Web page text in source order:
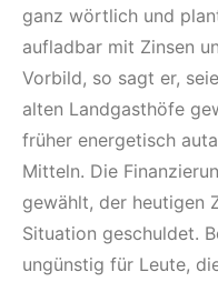
ganz wörtlich und
aufladbar mit Zinsen
Vorbild, so sagt er,
alten Landgasthöfe
früher energetisch
Mitteln. Die
gewählt, der heutigen
Situation geschuldet.
ungünstig für Leute,